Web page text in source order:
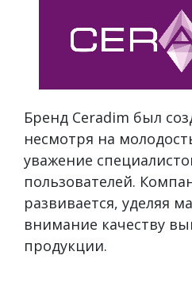
Бренд Ceradim был
несмотря на
уважение
пользователей.
развивается, уделяя
внимание качеству
продукции.